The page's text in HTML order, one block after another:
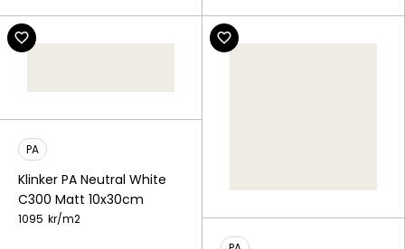
PA
Klinker PA Neutral White
C300 Matt 10x30cm
1095 kr/m2